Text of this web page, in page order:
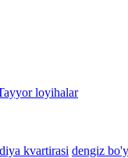
loyihalar
kvartirasi dengiz